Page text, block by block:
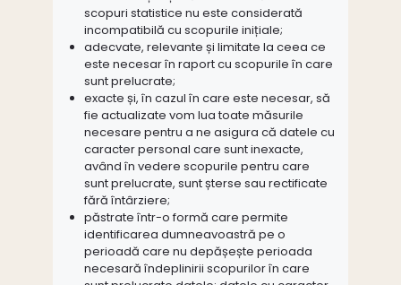
scopuri statistice nu este considerată
incompatibilă cu scopurile inițiale;
adecvate, relevante și limitate la ceea ce
este necesar în raport cu scopurile în care
sunt prelucrate;
exacte și, în cazul în care este necesar, să
fie actualizate vom lua toate măsurile
necesare pentru a ne asigura că datele cu
caracter personal care sunt inexacte,
având în vedere scopurile pentru care
sunt prelucrate, sunt șterse sau rectificate
fără întârziere;
păstrate într-o formă care permite
identificarea dumneavoastră pe o
perioadă care nu depășește perioada
necesară îndeplinirii scopurilor în care